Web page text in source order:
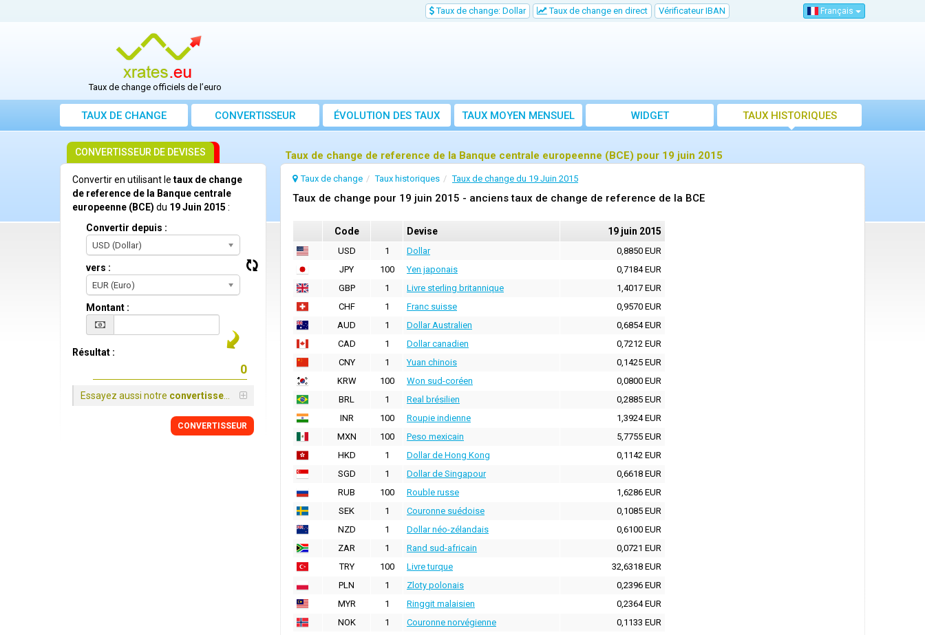
Taux de change: Dollar Taux de change en direct Vérificateur IBAN Français
Taux de change officiels de l’euro
TAUX DE CHANGE CONVERTISSEUR ÉVOLUTION DES TAUX TAUX MOYEN MENSUEL WIDGET TAUX HISTORIQUES
Taux de change de reference de la Banque centrale europeenne (BCE) pour 19 juin 2015
Taux de change Taux historiques Taux de change du 19 Juin 2015
Taux de change pour 19 juin 2015 - anciens taux de change de reference de la BCE
Code Devise 19 juin 2015
USD 1 Dollar
0,8850 EUR
JPY
100 Yen japonais
0,7184 EUR
GBP
1 Livre sterling britannique
1,4017 EUR
CHF
1 Franc suisse
0,9570 EUR
AUD
1 Dollar Australien
0,6854 EUR
CAD
1 Dollar canadien
0,7212 EUR
CNY
1 Yuan chinois
0,1425 EUR
KRW
100 Won sud-coréen
0,0800 EUR
BRL
1 Real brésilien
0,2885 EUR
INR
100 Roupie indienne
1,3924 EUR
MXN
100 Peso mexicain
5,7755 EUR
HKD
1 Dollar de Hong Kong
0,1142 EUR
SGD
1 Dollar de Singapour
0,6618 EUR
RUB
100 Rouble russe
1,6286 EUR
SEK
1 Couronne suédoise
0,1085 EUR
NZD
1 Dollar néo-zélandais
0,6100 EUR
ZAR
1 Rand sud-africain
0,0721 EUR
TRY
100 Livre turque
32,6318 EUR
PLN
1 Zloty polonais
0,2396 EUR
MYR
1 Ringgit malaisien
0,2364 EUR
NOK
1 Couronne norvégienne
0,1133 EUR
CONVERTISSEUR DE DEVISES
Convertir en utilisant le taux de change
de reference de la Banque centrale
europeenne (BCE) du 19 Juin 2015 :
Convertir depuis :
USD (Dollar)
vers :
EUR (Euro)
Montant :
Résultat :
Essayez aussi notre convertisseur
CONVERTISSEUR